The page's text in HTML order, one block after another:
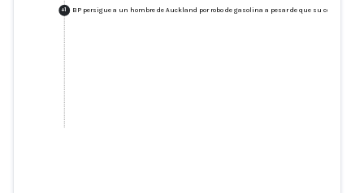
+1 BP persigue a un hombre de Auckland por robo de gasolina a pesar de que su coche es de